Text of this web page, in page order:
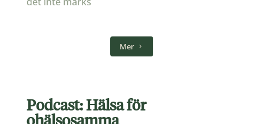
Mer
Podcast: Hälsa för